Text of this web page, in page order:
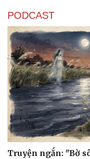
PODCAST
Truyện ngắn: "Bờ